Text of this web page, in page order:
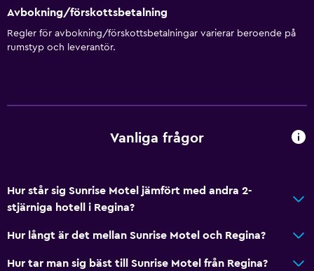
Köksutrustning
Ljudisolerade rum
Telefon
Vardagsrum
Avbokning/förskottsbetalning
Regler för avbokning/förskottsbetalningar varierar beroende på
rumstyp och leverantör.
Vanliga frågor
Hur står sig Sunrise Motel jämfört med andra 2-
stjärniga hotell i Regina?
Hur långt är det mellan Sunrise Motel och Regina?
Hur tar man sig bäst till Sunrise Motel från Regina?